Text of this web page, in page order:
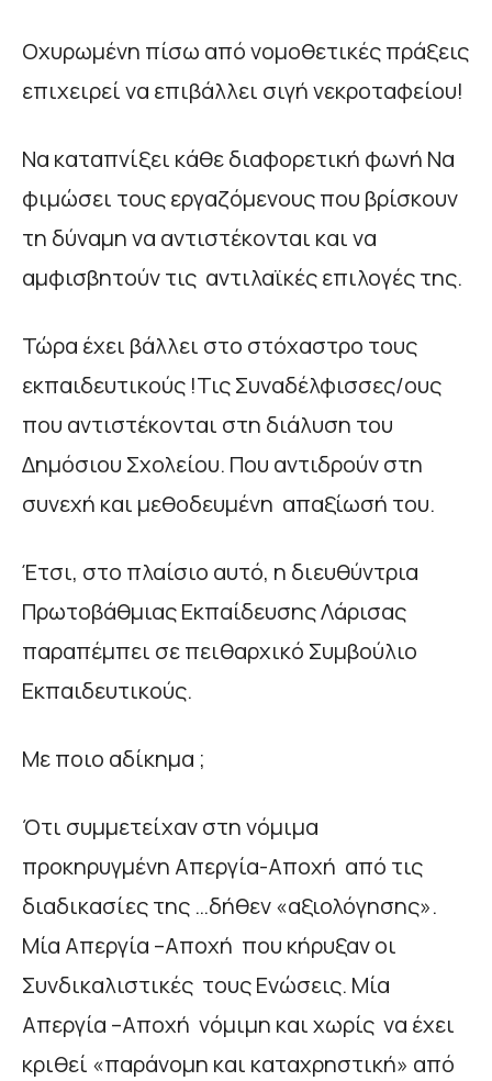
Οχυρωμένη πίσω από νομοθετικές πράξεις
επιχειρεί να επιβάλλει σιγή νεκροταφείου!
Να καταπνίξει κάθε διαφορετική φωνή Να
φιμώσει τους εργαζόμενους που βρίσκουν
τη δύναμη να αντιστέκονται και να
αμφισβητούν τις αντιλαϊκές επιλογές της.
Τώρα έχει βάλλει στο στόχαστρο τους
εκπαιδευτικούς !Τις Συναδέλφισσες/ους
που αντιστέκονται στη διάλυση του
Δημόσιου Σχολείου. Που αντιδρούν στη
συνεχή και μεθοδευμένη απαξίωσή του.
Έτσι, στο πλαίσιο αυτό, η διευθύντρια
Πρωτοβάθμιας Εκπαίδευσης Λάρισας
παραπέμπει σε πειθαρχικό Συμβούλιο
Εκπαιδευτικούς.
Με ποιο αδίκημα ;
Ότι συμμετείχαν στη νόμιμα
προκηρυγμένη Απεργία-Αποχή από τις
διαδικασίες της …δήθεν «αξιολόγησης».
Μία Απεργία –Αποχή που κήρυξαν οι
Συνδικαλιστικές τους Ενώσεις. Μία
Απεργία –Αποχή νόμιμη και χωρίς να έχει
κριθεί «παράνομη και καταχρηστική» από